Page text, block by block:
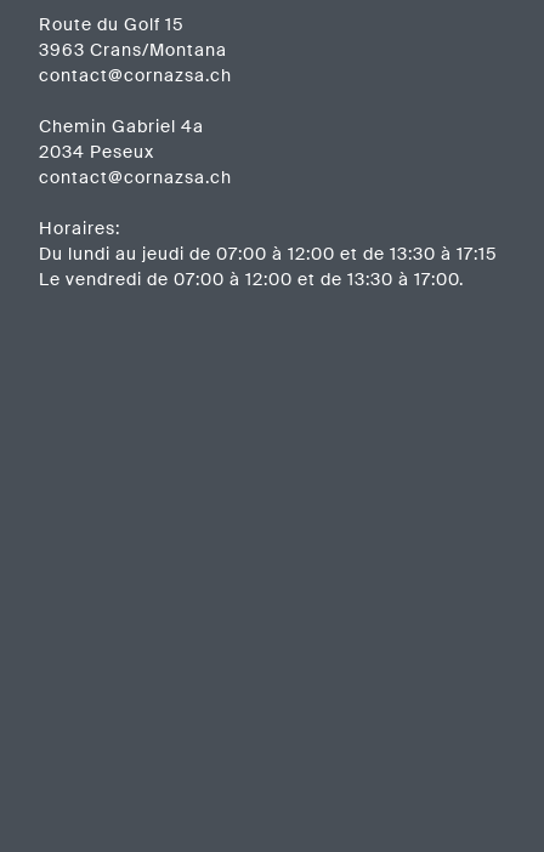
Route du Golf 15
3963 Crans/Montana
contact@cornazsa.ch
Chemin Gabriel 4a
2034 Peseux
contact@cornazsa.ch
Horaires:
Du lundi au jeudi de 07:00 à 12:00 et de 13:30 à 17:15
Le vendredi de 07:00 à 12:00 et de 13:30 à 17:00.